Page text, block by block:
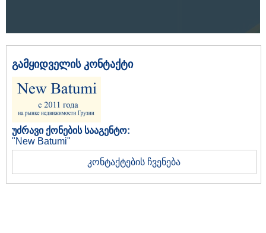
გამყიდველის კონტაქტი
უძრავი ქონების სააგენტო:
"New Batumi"
კონტაქტების ჩვენება